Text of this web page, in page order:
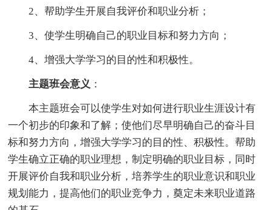
2、帮助学生开展自我评价和职业分析；
3、使学生明确自己的职业目标和努力方向；
4、增强大学学习的目的性和积极性。
主题班会意义 ：
本主题班会可以使学生对如何进行职业生涯设计有
一个初步的印象和了解；使他们尽早明确自己的奋斗目
标和努力方向，增强大学学习的目的性、积极性。帮助
学生确立正确的职业理想，制定明确的职业目标，同时
开展评价自我和职业分析，培养学生的职业意识和职业
规划能力，提高他们的职业竞争力，奠定未来职业道路